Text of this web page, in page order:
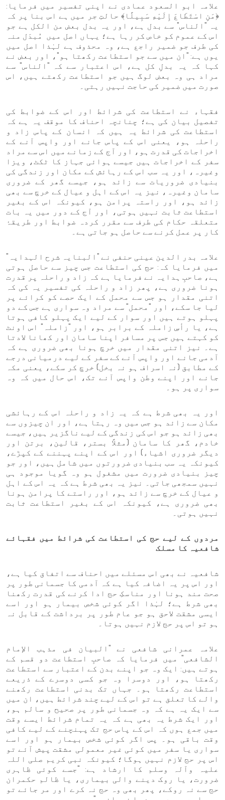
علامہ ابو السعود عمادی نے اپنی تفسیر میں فرمایا:
﴿مَنِ اسْتَطَاعَ إِلَيْهِ سَبِيلًا﴾ حالتِ جر میں ہے اس بنا پر کہ
یہ "الناس" سے بدل ہے، اور یہ بدل بعض من الکل ہے جو
اس کے عموم کو خاص کر رہا ہے؛ یہاں اصل میں مُبدَل منہ
کی طرف جو ضمیر راجع ہے، وہ محذوف ہے لہٰذا اصل میں
یوں ہے: "ان میں سے جو استطاعت رکھتا ہو"، اور بعض نے
کہا کہ یہ بدلِ کل ہے، اس اعتبار سے کہ "الناس" سے
مراد ہی وہ بعض لوگ ہیں جو استطاعت رکھتے ہیں، اس
صورت میں ضمیر کی حاجت نہیں رہتی۔
فقہاء نے استطاعت کی شرائط اور اس کے ضوابط کی
تفصیل بیان کی ہے؛ چنانچہ احناف کا موقف یہ ہے کہ
استطاعت کی شرائط یہ ہیں کہ انسان کے پاس زاد و
راحلہ ہو، یعنی اس کے پاس جانے اور واپس آنے کے
اخراجات کی قدرت ہو، اور آج کے زمانے میں اس سے مراد
سفر کے اخراجات ہیں جیسے ہوائی جہاز کا ٹکٹ، ویزا
وغیرہ، اور یہ سب اس کے رہائش کے مکان اور زندگی کی
بنیادی ضروریات سے زائد ہو، جیسے گھر کے ضروری
سامان وغیرہ، نیز یہ اس کے اہل و عیال کے خرچ سے بھی
زائد ہو، اور راستہ پرامن ہو، کیونکہ اس کے بغیر
استطاعت ثابت نہیں ہوتی، اور آج کے دور میں یہ بات
متعلقہ حکام کی طرف سے مقرر کردہ ضوابط اور طریقۂ
کار پر عمل کرنے سے حاصل ہو جاتی ہے۔
علامہ بدر الدین عینی حنفی نے "البنایہ شرح الہدایہ"
میں فرمایا کہ: حج کی استطاعت جس چیز سے حاصل ہوتی
ہے، صاحبِ ہدایہ نے فرمایا ہے کہ زاد و راحلہ پر قدرت
ہونا ضروری ہے، پھر زاد و راحلہ کی تفسیر یہ کی کہ
اتنی مقدار ہو جس سے محمل کے ایک حصے کو کرائے پر
لیا جا سکے، اور "محمل" سے مراد وہ سواری ہے جس کے دو
پہلو ہوتے ہیں اور سوار کے لیے ایک پہلو کافی ہوتا
ہے، یا رأسِ زاملہ کے برابر ہو، اور "زاملہ" اس اونٹ
کو کہتے ہیں جس پر مسافر اپنا سامان اور کھانا لادتا
ہے۔ نیز اتنی مقدار میں خرچ ہونا بھی ضروری ہے کہ
آدمی جانے اور واپس آنے کے سفر کے لیے درمیانی درجے
کے مطابق (نہ اسراف ہو نہ بخل) خرچ کر سکے، یعنی مکہ
جانے اور اپنے وطن واپس آنے تک، اس حال میں کہ وہ
سواری پر ہو۔
اور یہ بھی شرط ہے کہ یہ زاد و راحلہ اس کے رہائشی
مکان سے زائد ہو جس میں وہ رہتا ہے، اور ان چیزوں سے
بھی زائد ہو جو اس کی زندگی کے لیے ناگزیر ہیں، جیسے
خادم، گھر کا سامان (مثلاً بستر، قالین، برتن اور
دیگر ضروری اشیاء) اور اس کے اپنے پہننے کے کپڑے،
کیونکہ یہ سب بنیادی ضرورتوں میں شامل ہیں، اور جو
چیز بنیادی ضرورت میں مشغول ہو وہ گویا موجود ہی
نہیں سمجھی جاتی۔ نیز یہ بھی شرط ہے کہ یہ اس کے اہل
و عیال کے خرچ سے زائد ہو، اور راستے کا پرامن ہونا
بھی ضروری ہے، کیونکہ اس کے بغیر استطاعت ثابت
نہیں ہوتی۔
مردوں کے لیے حج کی استطاعت کی شرائط میں فقہائے
شافعیہ کا مسلک
شافعیہ نے بھی اس مسئلے میں احناف سے اتفاق کیا ہے،
اور اس پر یہ اضافہ کیا ہے کہ آدمی کا جسمانی طور پر
صحت مند ہونا اور مناسکِ حج ادا کرنے کی قدرت رکھنا
بھی شرط ہے؛ لہٰذا اگر کوئی شخص بیمار ہو اور اسے
ایسی مشقت لاحق ہو جو عام طور پر برداشت کے قابل نہ
ہو تو اس پر حج لازم نہیں ہوتا۔
علامہ عمرانی شافعی نے "البیان فی مذہب الإمام
الشافعی" میں فرمایا کہ صاحبِ استطاعت دو قسم کے
ہوتے ہیں: ایک وہ جو اپنے بدن کے اعتبار سے استطاعت
رکھتا ہو، اور دوسرا وہ جو کسی دوسرے کے ذریعے
استطاعت رکھتا ہو۔ جہاں تک بدنی استطاعت رکھنے
والے کا تعلق ہے تو اس کے لیے چند شرائط ہیں، ان میں
سے ایک یہ ہے کہ وہ جسمانی طور پر صحیح و سالم ہو،
اور ایک شرط یہ بھی ہے کہ یہ تمام شرائط ایسے وقت
میں جمع ہوں کہ اس کے پاس حج تک پہنچنے کے لیے کافی
وقت باقی ہو۔ پس اگر کوئی شخص بیمار ہو اور اسے
سواری یا سفر میں کوئی غیر معمولی مشقت پیش آئے تو
اس پر حج لازم نہیں ہوگا؛ کیونکہ نبی کریم صلی اللہ
علیہ وآلہ وسلم کا ارشاد ہے: "جسے کوئی ظاہری
ضرورت، یا روک دینے والی بیماری، یا ظالم حکمران
حج سے نہ روکے، پھر بھی وہ حج نہ کرے اور مر جائے تو